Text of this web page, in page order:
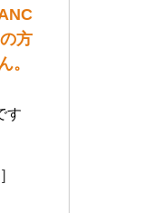
方
。
す